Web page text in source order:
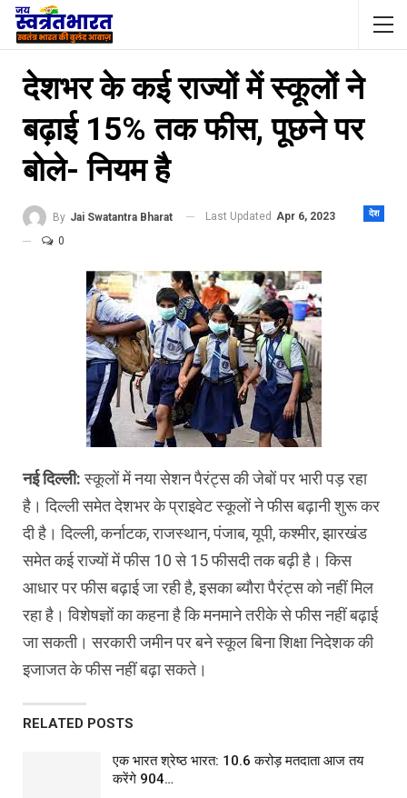
देशभर के कई राज्यों में स्कूलों ने
बढ़ाई 15% तक फीस, पूछने पर
बोले- नियम है
देश
By Jai Swatantra Bharat Last Updated Apr 6, 2023
0
नई दिल्ली:स्कूलों में नया सेशन पैरंट्स की जेबों पर भारी पड़ रहा
है। दिल्ली समेत देशभर के प्राइवेट स्कूलों ने फीस बढ़ानी शुरू कर
दी है। दिल्ली, कर्नाटक, राजस्थान, पंजाब, यूपी, कश्मीर, झारखंड
समेत कई राज्यों में फीस 10 से 15 फीसदी तक बढ़ी है। किस
आधार पर फीस बढ़ाई जा रही है, इसका ब्यौरा पैरंट्स को नहीं मिल
रहा है। विशेषज्ञों का कहना है कि मनमाने तरीके से फीस नहीं बढ़ाई
जा सकती। सरकारी जमीन पर बने स्कूल बिना शिक्षा निदेशक की
इजाजत के फीस नहीं बढ़ा सकते।
RELATED POSTS
एक भारत श्रेष्ठ भारत: 10.6 करोड़ मतदाता आज तय
करेंगे 904…